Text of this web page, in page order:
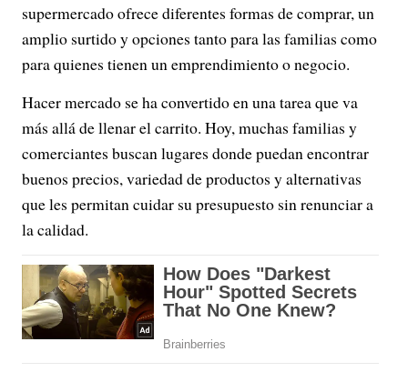
supermercado ofrece diferentes formas de comprar, un
amplio surtido y opciones tanto para las familias como
para quienes tienen un emprendimiento o negocio.
Hacer mercado se ha convertido en una tarea que va
más allá de llenar el carrito. Hoy, muchas familias y
comerciantes buscan lugares donde puedan encontrar
buenos precios, variedad de productos y alternativas
que les permitan cuidar su presupuesto sin renunciar a
la calidad.